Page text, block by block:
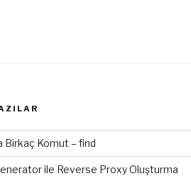
Birkaç Komut – find
ile Reverse Proxy Oluşturma